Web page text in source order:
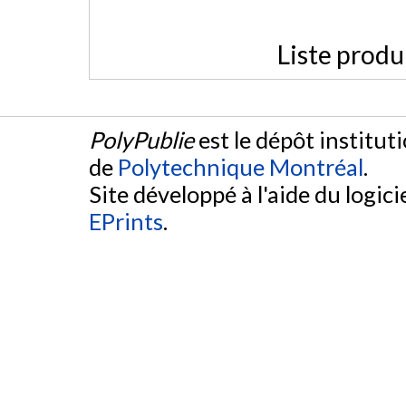
Liste
PolyPublieest le dépôt
de Polytechnique Montréal.
Site développé à l'aide du
EPrints.